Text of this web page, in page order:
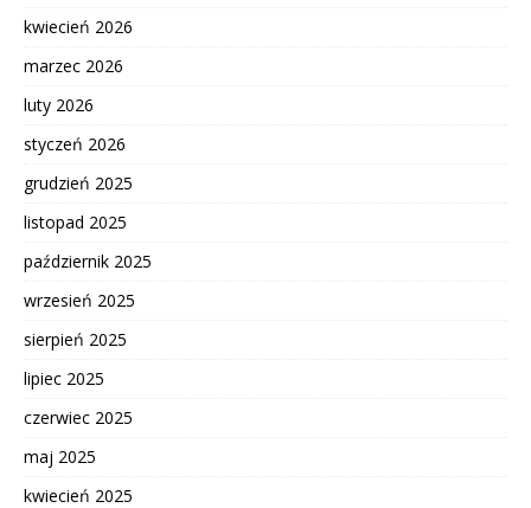
kwiecień 2026
marzec 2026
luty 2026
styczeń 2026
grudzień 2025
listopad 2025
październik 2025
wrzesień 2025
sierpień 2025
lipiec 2025
czerwiec 2025
maj 2025
kwiecień 2025